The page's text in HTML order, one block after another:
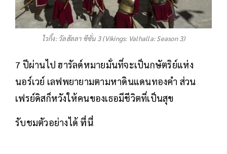
ไวกิ้ง: วัลฮัลลา ซีซั่น 3 (Vikings: Valhalla: Season 3)
7 ปีผ่านไป ฮารัลด์หมายมั่นที่จะเป็นกษัตริย์แห่ง
นอร์เวย์ เลฟพยายามตามหาดินแดนทองคำ ส่วน
เฟรย์ดิสก็หวังให้คนของเธอมีชีวิตที่เป็นสุข
รับชมตัวอย่างได้ ที่นี่